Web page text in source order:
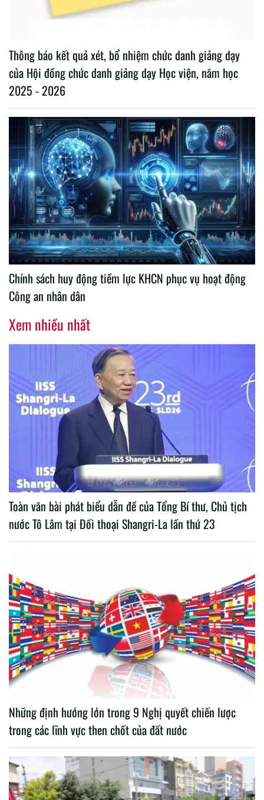
Thông báo kết quả xét, bổ nhiệm chức danh giảng dạy
của Hội đồng chức danh giảng dạy Học viện, năm học
2025 - 2026
Chính sách huy động tiềm lực KHCN phục vụ hoạt động
Công an nhân dân
Xem nhiều nhất
Toàn văn bài phát biểu dẫn đề của Tổng Bí thư, Chủ tịch
nước Tô Lâm tại Đối thoại Shangri-La lần thứ 23
Những định hướng lớn trong 9 Nghị quyết chiến lược
trong các lĩnh vực then chốt của đất nước